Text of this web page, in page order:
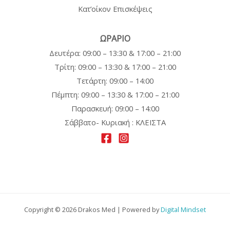
Κατ’οίκον Επισκέψεις
ΩΡΑΡΙΟ
Δευτέρα: 09:00 – 13:30 & 17:00 – 21:00
Τρίτη: 09:00 – 13:30 & 17:00 – 21:00
Τετάρτη: 09:00 – 14:00
Πέμπτη: 09:00 – 13:30 & 17:00 – 21:00
Παρασκευή: 09:00 – 14:00
Σάββατο- Κυριακή : ΚΛΕΙΣΤΑ
Copyright © 2026 Drakos Med | Powered byDigital Mindset